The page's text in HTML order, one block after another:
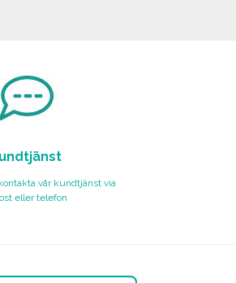
vår kundtjänst via
eller telefon